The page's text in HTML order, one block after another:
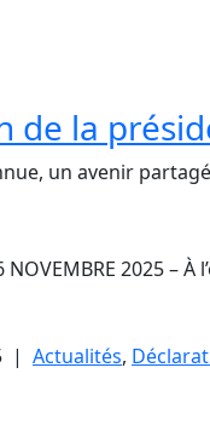
de la
un avenir partagé
NOVEMBRE 2025 –
| Actualités,